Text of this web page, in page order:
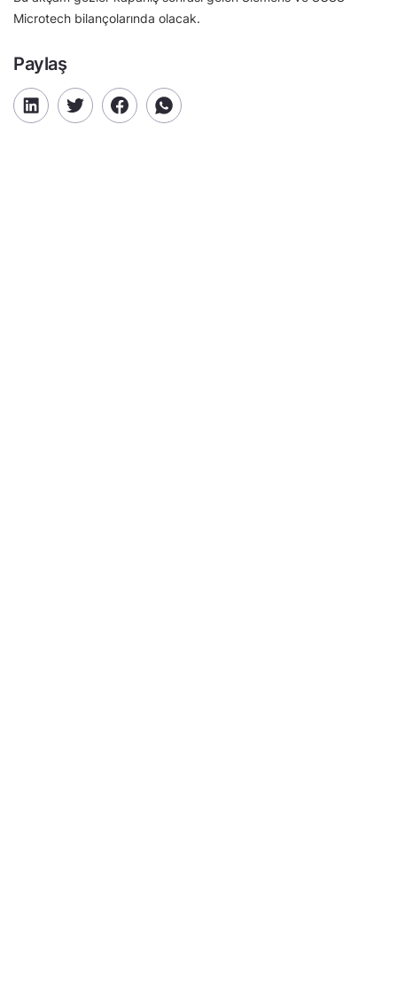
Microtech bilançolarında olacak.
Paylaş